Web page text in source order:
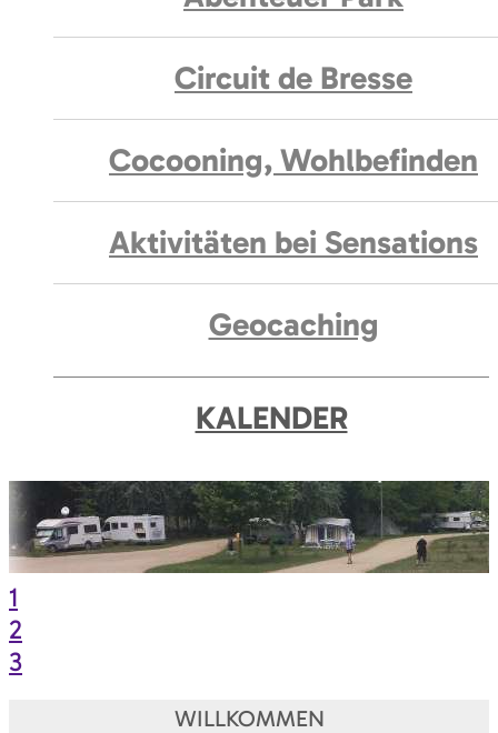
Circuit de Bresse
Cocooning, Wohlbefinden
Aktivitäten bei Sensations
Geocaching
KALENDER
1
2
3
WILLKOMMEN